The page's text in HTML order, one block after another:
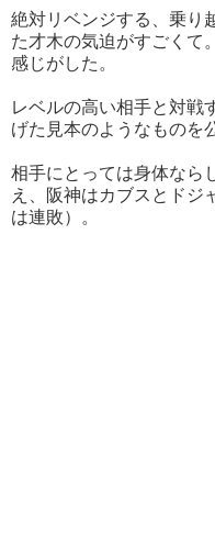
絶対リベンジする、乗り
た才木の気迫がすごくて
感じがした。
レベルの高い相手と対戦
げた見本のようなものを
相手にとっては身体なら
え、阪神はカブスとドジ
は連敗）。